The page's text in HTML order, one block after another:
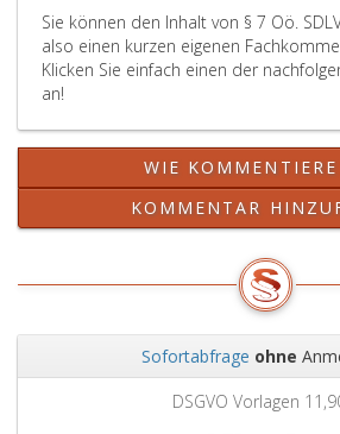
Sie können den Inhalt von § 7 Oö.
also einen kurzen eigenen
Klicken Sie einfach einen der
an!
WIE
KOMMENTAR
Sofortabfrage ohne
DSGVO Vorlagen